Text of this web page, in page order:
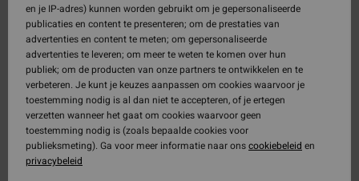
en je IP-adres) kunnen worden gebruikt om je gepersonaliseerde
publicaties en content te presenteren; om de prestaties van
advertenties en content te meten; om gepersonaliseerde
advertenties te leveren; om meer te weten te komen over hun
publiek; om de producten van onze partners te ontwikkelen en te
verbeteren. Je kunt je keuzes aanpassen om cookies waarvoor je
toestemming nodig is al dan niet te accepteren, of je ertegen
verzetten wanneer het gaat om cookies waarvoor geen
toestemming nodig is (zoals bepaalde cookies voor
publieksmeting). Ga voor meer informatie naar onscookiebeleid en
privacybeleid